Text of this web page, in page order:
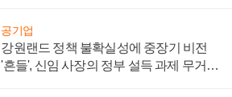
공기업
강원랜드 정책 불확실성에 중장기 비전
'흔들', 신임 사장의 정부 설득 과제 무거워